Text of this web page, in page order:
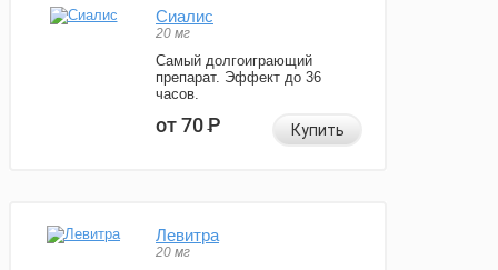
Сиалис
20 мг
Самый долгоиграющий
препарат. Эффект до 36
часов.
от 70Р Купить
Левитра
20 мг